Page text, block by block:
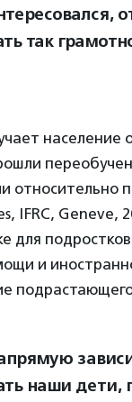
так
население
относительно
IFRC, Geneve,
для
и
наши дети,